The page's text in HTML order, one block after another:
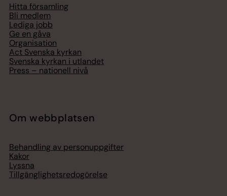
Hitta församling
Bli medlem
Lediga jobb
Ge en gåva
Organisation
Act Svenska kyrkan
Svenska kyrkan i utlandet
Press – nationell nivå
Om webbplatsen
Behandling av personuppgifter
Kakor
Lyssna
Tillgänglighetsredogörelse